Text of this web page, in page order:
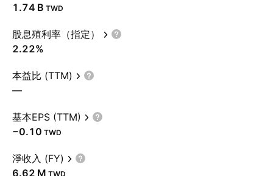
‪1.74 B‬ TWD
股息殖利率（指定）
2.22%
本益比 (TTM)
—
基本EPS (TTM)
−0.10 TWD
淨收入 (FY)
‪6.62 M‬ TWD